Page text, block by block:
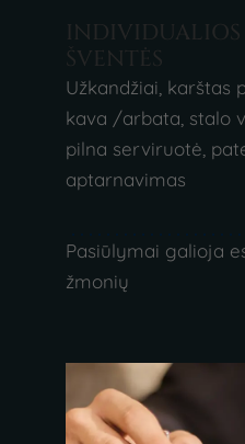
INDIVIDUALIOS
ŠVENTĖS
Užkandžiai, karštas
kava /arbata, stalo
pilna serviruotė,
aptarnavimas
Pasiūlymai galioja
žmonių